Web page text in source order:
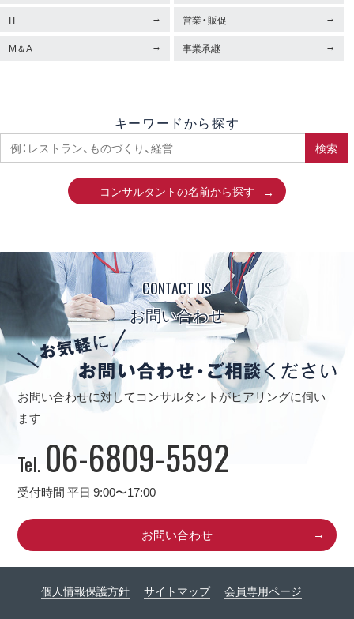
IT
営業・販促
M＆A
事業承継
キーワードから探す
検索
コンサルタントの名前から探す
CONTACT US
お問い合わせ
お問い合わせに対してコンサルタントがヒアリングに伺い
ます
Tel. 06-6809-5592
受付時間 平日 9:00〜17:00
お問い合わせ
個人情報保護方針 サイトマップ 会員専用ページ